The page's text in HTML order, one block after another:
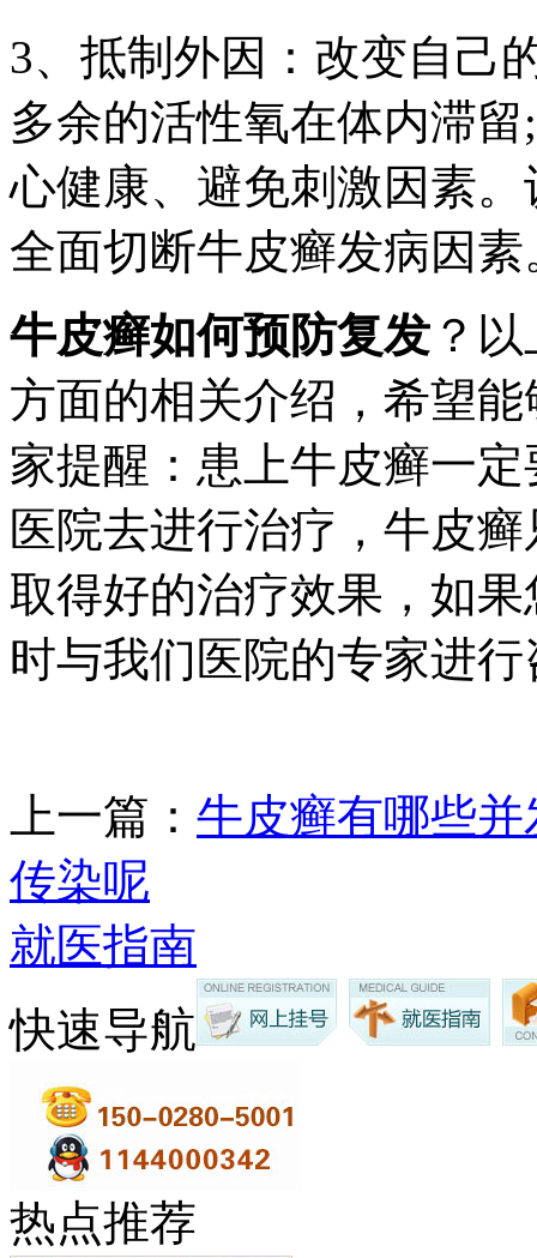
3、抵制外因：改变自己
多余的活性氧在体内滞
心健康、避免刺激因素
全面切断牛皮癣发病因素
牛皮癣如何预防复发 ？
方面的相关介绍，希望
家提醒：患上牛皮癣一
医院去进行治疗，牛皮
取得好的治疗效果，如
时与我们医院的专家进
上一篇： 牛皮癣有哪些并
传染呢
就医指南
快速导航
热点推荐